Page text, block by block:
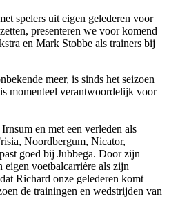
spelers uit eigen gelederen voor
presenteren we voor komend
en Mark Stobbe als trainers bij
meer, is sinds het seizoen
momenteel verantwoordelijk voor
en met een verleden als
Noordbergum, Nicator,
goed bij Jubbega. Door zijn
voetbalcarrière als zijn
Richard onze gelederen komt
de trainingen en wedstrijden van